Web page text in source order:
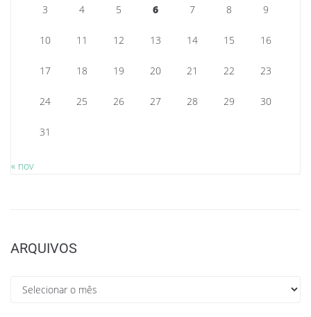
3 4 5 6 7 8 9
10 11 12 13 14 15 16
17 18 19 20 21 22 23
24 25 26 27 28 29 30
31
« nov
ARQUIVOS